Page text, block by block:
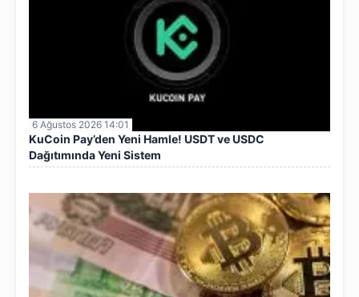
6 Ağustos 2026 14:01
KuCoin Pay’den Yeni Hamle! USDT ve USDC
Dağıtımında Yeni Sistem